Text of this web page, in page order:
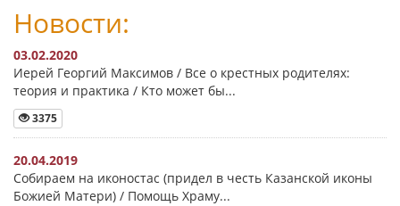
Новости:
03.02.2020
Иерей Георгий Максимов / Все о крестных родителях:
теория и практика / Кто может бы...
3375
20.04.2019
Собираем на иконостас (придел в честь Казанской иконы
Божией Матери) / Помощь Храму...